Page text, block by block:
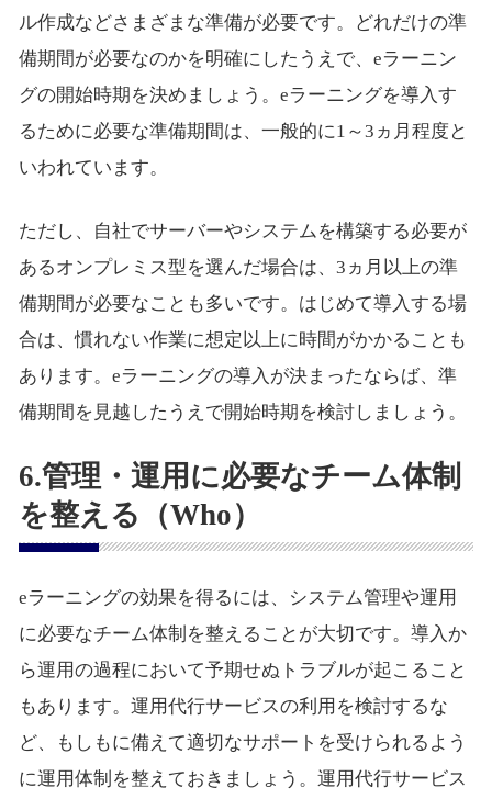
ル作成などさまざまな準備が必要です。どれだけの準
備期間が必要なのかを明確にしたうえで、eラーニン
グの開始時期を決めましょう。eラーニングを導入す
るために必要な準備期間は、一般的に1～3ヵ月程度と
いわれています。
ただし、自社でサーバーやシステムを構築する必要が
あるオンプレミス型を選んだ場合は、3ヵ月以上の準
備期間が必要なことも多いです。はじめて導入する場
合は、慣れない作業に想定以上に時間がかかることも
あります。eラーニングの導入が決まったならば、準
備期間を見越したうえで開始時期を検討しましょう。
6.管理・運用に必要なチーム体制
を整える（Who）
eラーニングの効果を得るには、システム管理や運用
に必要なチーム体制を整えることが大切です。導入か
ら運用の過程において予期せぬトラブルが起こること
もあります。運用代行サービスの利用を検討するな
ど、もしもに備えて適切なサポートを受けられるよう
に運用体制を整えておきましょう。運用代行サービス